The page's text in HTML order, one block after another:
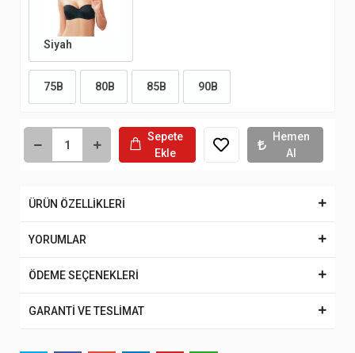
Siyah
75B 80B 85B 90B
Sepete
Ekle
Hemen
Al
ÜRÜN ÖZELLİKLERİ
YORUMLAR
ÖDEME SEÇENEKLERİ
GARANTİ VE TESLİMAT